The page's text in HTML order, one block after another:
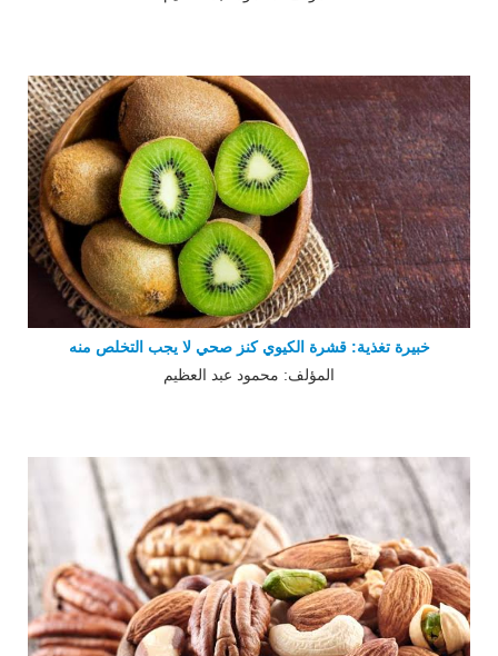
خبيرة تغذية: قشرة الكيوي كنز صحي لا يجب التخلص منه
المؤلف: محمود عبد العظيم